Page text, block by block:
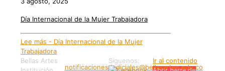
Día Internacional de la Mujer Trabajadora
Lee más - Día Internacional de la Mujer
Trabajadora
Bellas Artes
notificaciones.judiciales@bellasartes.edu.co
Síguenos:
Ir al contenido